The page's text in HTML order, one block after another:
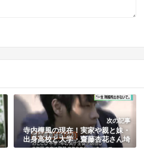
次の記事
寺内樺風の現在！実家や親と妹・
出身高校と大学・齋藤杏花さん埼
玉朝霞少女誘拐事件その後まとめ